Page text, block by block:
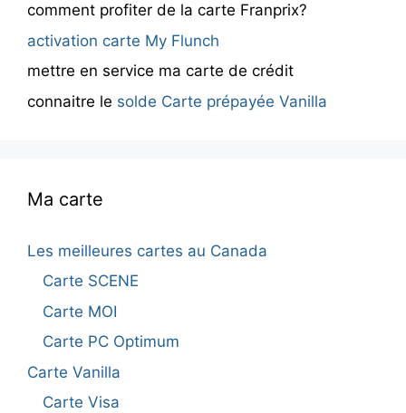
comment profiter de la carte Franprix?
activation carte My Flunch
mettre en service ma carte de crédit
connaitre le solde Carte prépayée Vanilla
Ma carte
Les meilleures cartes au Canada
Carte SCENE
Carte MOI
Carte PC Optimum
Carte Vanilla
Carte Visa